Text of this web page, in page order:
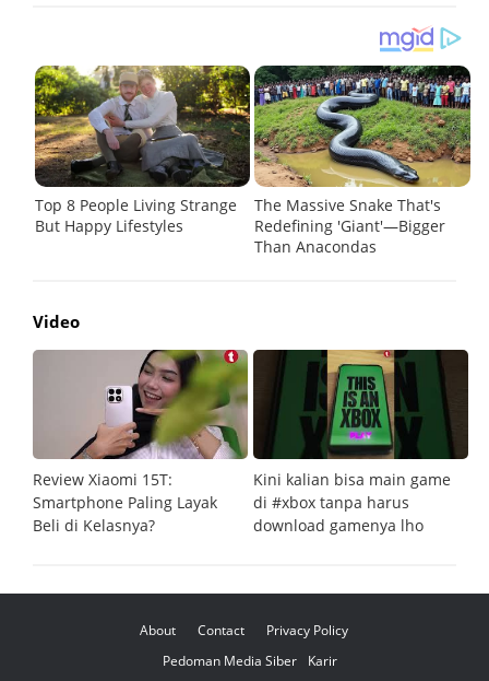
Video
Review Xiaomi 15T:
Smartphone Paling Layak
Beli di Kelasnya?
Kini kalian bisa main game
di #xbox tanpa harus
download gamenya lho
About Contact
Privacy Policy
Pedoman Media Siber
Karir